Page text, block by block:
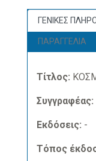
ΓΕΝΙΚΕΣ
ΠΑΡΑΓΓΕΛΙΑ
Τίτλος:
Συγγραφέας:
Εκδόσεις: -
Τόπος